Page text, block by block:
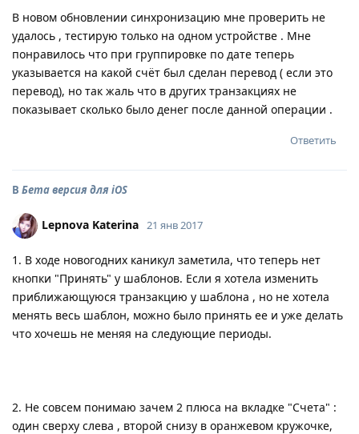
В новом обновлении синхронизацию мне проверить не
удалось , тестирую только на одном устройстве . Мне
понравилось что при группировке по дате теперь
указывается на какой счёт был сделан перевод ( если это
перевод), но так жаль что в других транзакциях не
показывает сколько было денег после данной операции .
Ответить
В Бета версия для iOS
Lepnova Katerina 21 янв 2017
1. В ходе новогодних каникул заметила, что теперь нет
кнопки "Принять" у шаблонов. Если я хотела изменить
приближающуюся транзакцию у шаблона , но не хотела
менять весь шаблон, можно было принять ее и уже делать
что хочешь не меняя на следующие периоды.
2. Не совсем понимаю зачем 2 плюса на вкладке "Счета" :
один сверху слева , второй снизу в оранжевом кружочке,